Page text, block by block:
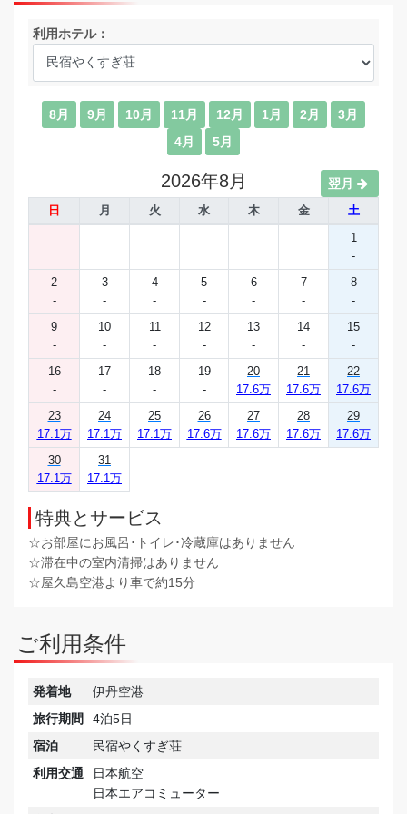
利用ホテル：
8月 9月 10月 11月 12月 1月 2月
3月
4月
5月
2026年8月 翌月
日 月 火 水 木 金
土
1
-
2
-
3
-
4
-
5
-
6
-
7
-
8
-
9
-
10
-
11
-
12
-
13
-
14
-
15
-
16
-
17
-
18
-
19
-
20
17.6万
21
17.6万
22
17.6万
23
17.1万
24
17.1万
25
17.1万
26
17.6万
27
17.6万
28
17.6万
29
17.6万
30
17.1万
31
17.1万
特典とサービス
☆お部屋にお風呂･トイレ･冷蔵庫はありません
☆滞在中の室内清掃はありません
☆屋久島空港より車で約15分
ご利用条件
発着地
伊丹空港
旅行期間
4泊5日
宿泊
民宿やくすぎ荘
利用交通
日本航空
日本エアコミューター